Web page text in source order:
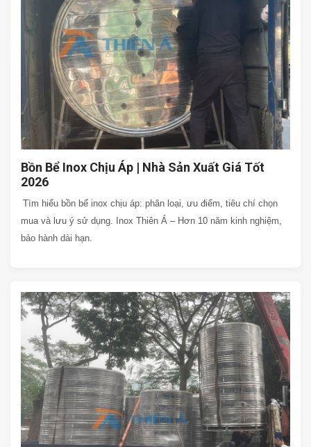
Bồn Bể Inox Chịu Áp | Nhà Sản Xuất Giá Tốt
2026
Tìm hiểu bồn bể inox chịu áp: phân loại, ưu điểm, tiêu chí chọn
mua và lưu ý sử dụng. Inox Thiên Á – Hơn 10 năm kinh nghiệm,
bảo hành dài hạn.